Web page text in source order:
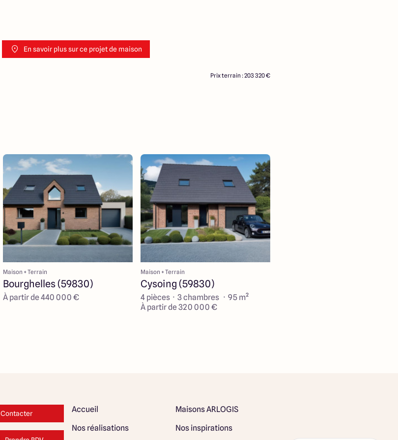
En savoir plus sur ce projet de maison
Prix terrain : 203 320 €
Maison + Terrain
Bourghelles (59830)
À partir de 440 000 €
Maison + Terrain
Cysoing (59830)
4 pièces · 3 chambres · 95 m²
À partir de 320 000 €
Contacter Accueil
Maisons ARLOGIS
Nos réalisations
Nos inspirations